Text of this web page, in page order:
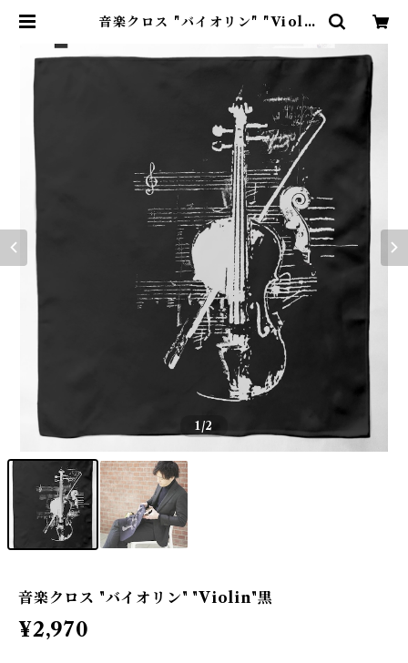
音楽クロス "バイオリン" "Violi
1/2
音楽クロス "バイオリン" "Violin"黒
¥2,970